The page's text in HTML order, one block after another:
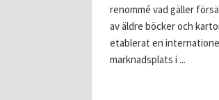
renommé vad gäller
av äldre böcker och
etablerat en
marknadsplats i ...